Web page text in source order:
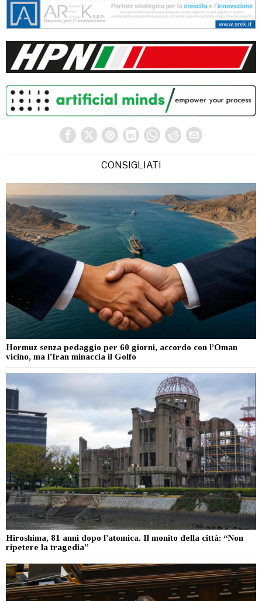
CONSIGLIATI
Hormuz senza pedaggio per 60 giorni, accordo con l’Oman
vicino, ma l’Iran minaccia il Golfo
Hiroshima, 81 anni dopo l’atomica. Il monito della città: “Non
ripetere la tragedia”